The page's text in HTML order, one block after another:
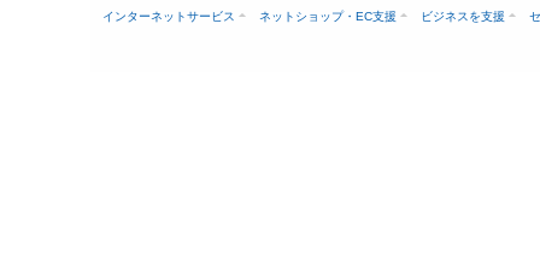
インターネットサービス ネットショップ・EC支援 ビジネスを支援